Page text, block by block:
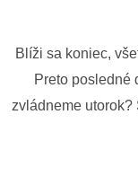
Blíži sa koniec,
Preto posledné
zvládneme